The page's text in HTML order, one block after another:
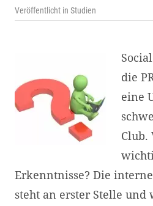
Veröffentlicht in Studien
die
eine
Club.
Erkenntnisse? Die
steht an erster Stelle